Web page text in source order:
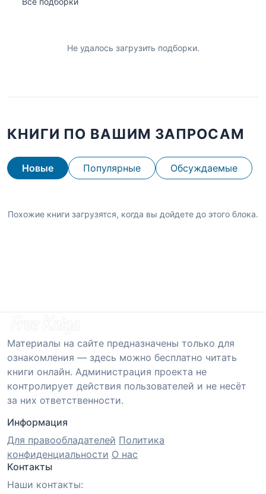
Не удалось загрузить подборки.
КНИГИ ПО ВАШИМ ЗАПРОСАМ
Новые Популярные Обсуждаемые
Похожие книги загрузятся, когда вы дойдете до этого блока.
Материалы на сайте предназначены только для
ознакомления — здесь можно бесплатно читать
книги онлайн. Администрация проекта не
контролирует действия пользователей и не несёт
за них ответственности.
Информация
Для правообладателей Политика
конфиденциальности О нас
Контакты
Наши контакты: